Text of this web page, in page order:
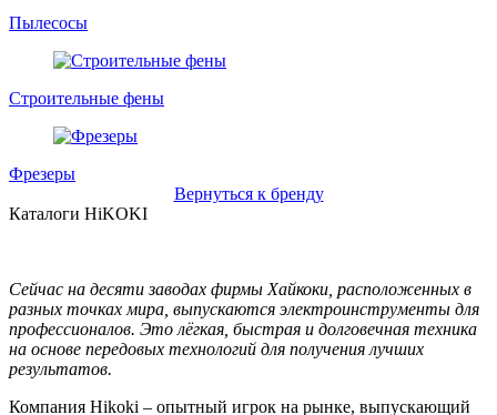
Пылесосы
Строительные фены
Фрезеры
Вернуться к бренду
Каталоги HiKOKI
Сейчас на десяти заводах фирмы Хайкоки, расположенных в
разных точках мира, выпускаются электроинструменты для
профессионалов. Это лёгкая, быстрая и долговечная техника
на основе передовых технологий для получения лучших
результатов.
Компания Hikoki – опытный игрок на рынке, выпускающий